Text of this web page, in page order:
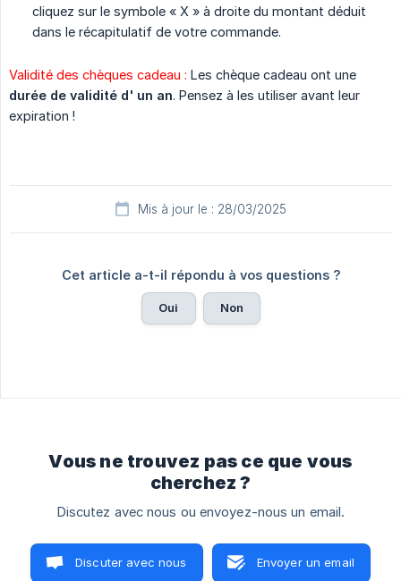
cliquez sur le symbole « X » à droite du montant déduit
dans le récapitulatif de votre commande.
Validité des chèques cadeau : Les chèque cadeau ont une
durée de validité d' un an. Pensez à les utiliser avant leur
expiration !
Mis à jour le : 28/03/2025
Cet article a-t-il répondu à vos questions ?
Oui Non
Vous ne trouvez pas ce que vous
cherchez ?
Discutez avec nous ou envoyez-nous un email.
Discuter avec nous Envoyer un email